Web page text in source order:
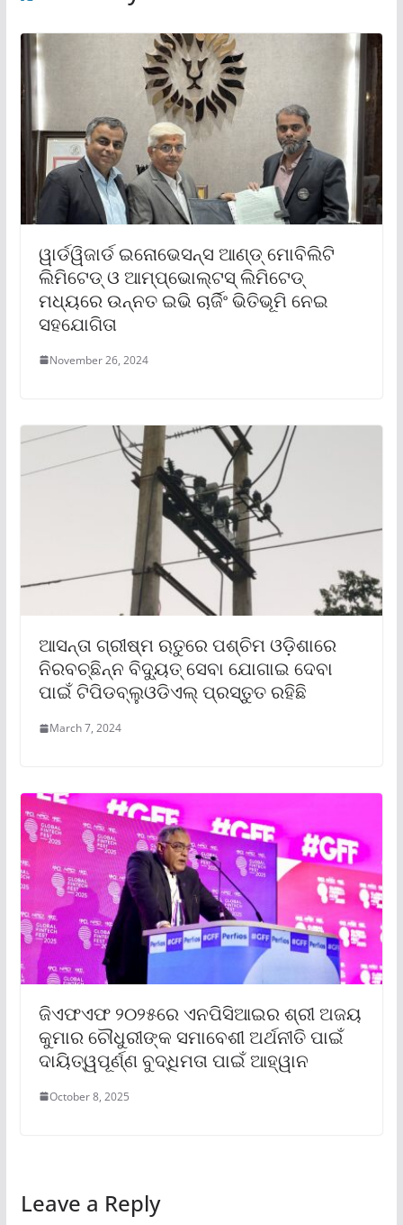
ୱାର୍ଡୱିଜାର୍ଡ ଇନୋଭେସନ୍ସ ଆଣ୍ଡ୍ ମୋବିଲିଟି
ଲିମିଟେଡ୍ ଓ ଆମ୍ପ୍‌ଭୋଲ୍‌ଟସ୍ ଲିମିଟେଡ୍
ମଧ୍ୟରେ ଉନ୍ନତ ଇଭି ଚାର୍ଜିଂ ଭିତିଭୂମି ନେଇ
ସହଯୋଗିତା
November 26, 2024
ଆସନ୍ତା ଗ୍ରୀଷ୍ମ ଋତୁରେ ପଶ୍ଚିମ ଓଡ଼ିଶାରେ
ନିରବଚ୍ଛିନ୍ନ ବିଦ୍ୟୁତ୍ ସେବା ଯୋଗାଇ ଦେବା
ପାଇଁ ଟିପିଡବ୍ଲୁଓଡିଏଲ୍ ପ୍ରସ୍ତୁତ ରହିଛି
March 7, 2024
ଜିଏଫଏଫ ୨୦୨୫ରେ ଏନପିସିଆଇର ଶ୍ରୀ ଅଜୟ
କୁମାର ଚୌଧୁରୀଙ୍କ ସମାବେଶୀ ଅର୍ଥନୀତି ପାଇଁ
ଦାୟିତ୍ୱପୂର୍ଣ୍ଣ ବୁଦ୍ଧିମତା ପାଇଁ ଆହ୍ୱାନ
October 8, 2025
Leave a Reply